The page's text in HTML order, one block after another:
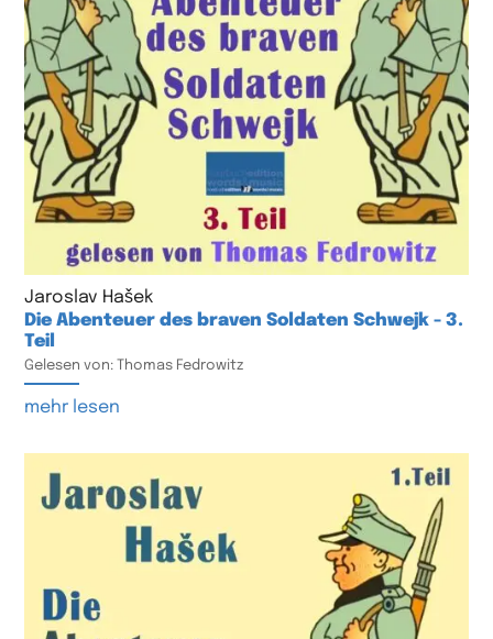
Jaroslav Hašek
Die Abenteuer des braven Soldaten Schwejk - 3.
Teil
Gelesen von: Thomas Fedrowitz
mehr lesen